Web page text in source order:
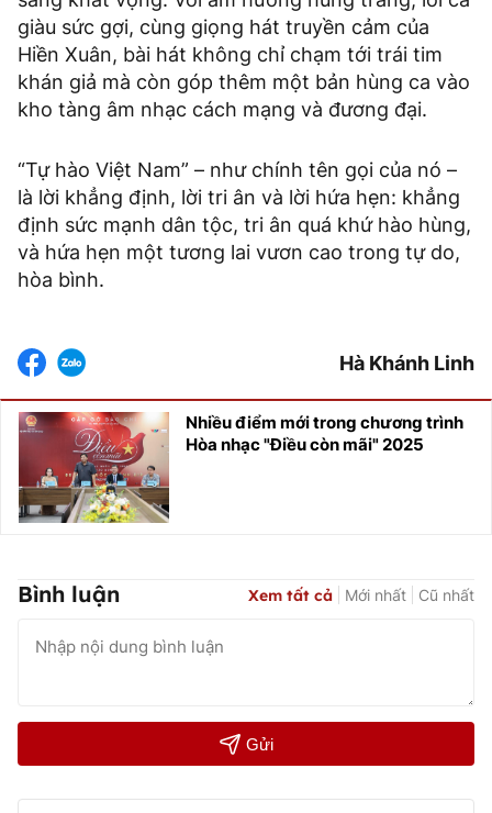
giàu sức gợi, cùng giọng hát truyền cảm của
Hiền Xuân, bài hát không chỉ chạm tới trái tim
khán giả mà còn góp thêm một bản hùng ca vào
kho tàng âm nhạc cách mạng và đương đại.
“Tự hào Việt Nam” – như chính tên gọi của nó –
là lời khẳng định, lời tri ân và lời hứa hẹn: khẳng
định sức mạnh dân tộc, tri ân quá khứ hào hùng,
và hứa hẹn một tương lai vươn cao trong tự do,
hòa bình.
Hà Khánh Linh
Nhiều điểm mới trong chương trình
Hòa nhạc "Điều còn mãi" 2025
Bình luận Xem tất cả Mới nhất Cũ nhất
Gửi